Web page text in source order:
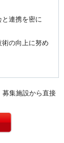
連携を密に
の向上に努め
募集施設から直接